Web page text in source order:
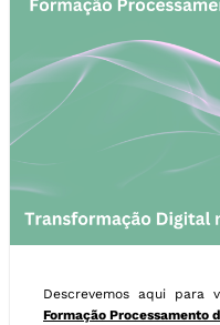
Descrevemos aqui para
Formação Processamento